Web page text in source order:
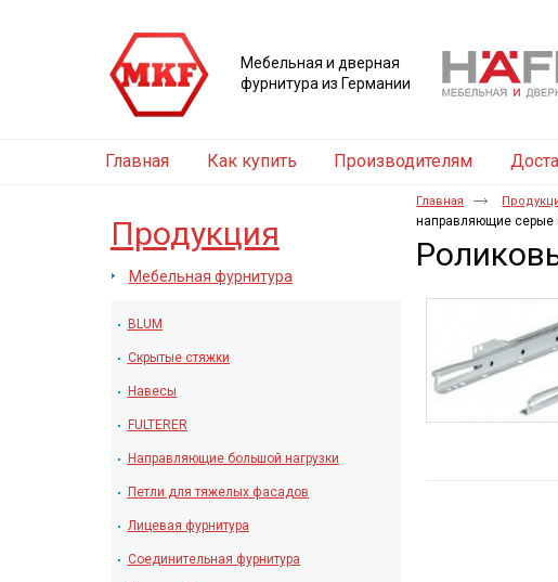
Мебельная и дверная
фурнитура из Германии
Главная Как купить Производителям
Продукция
Мебельная фурнитура
BLUM
Скрытые стяжки
Навесы
FULTERER
Направляющие большой нагрузки
Петли для тяжелых фасадов
Лицевая фурнитура
Соединительная фурнитура
Главная
направляющие серые